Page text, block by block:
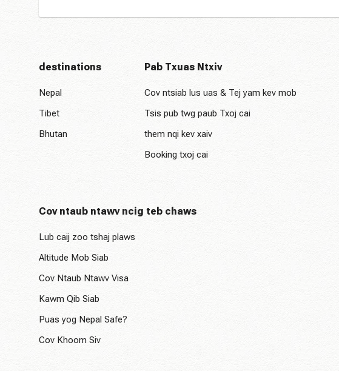
destinations
Nepal
Tibet
Bhutan
Pab Txuas Ntxiv
Cov ntsiab lus uas & Tej yam kev mob
Tsis pub twg paub Txoj cai
them nqi kev xaiv
Booking txoj cai
Cov ntaub ntawv ncig teb chaws
Lub caij zoo tshaj plaws
Altitude Mob Siab
Cov Ntaub Ntawv Visa
Kawm Qib Siab
Puas yog Nepal Safe?
Cov Khoom Siv